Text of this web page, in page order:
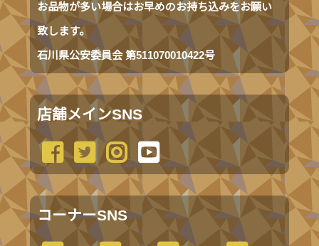
お品物が多い場合はお早めのお持ち込みをお願い
致します。
石川県公安委員会 第511070010422号
店舗メインSNS
コーナーSNS